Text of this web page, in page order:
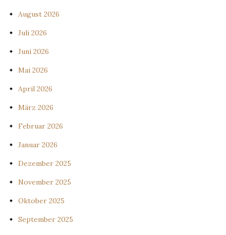
August 2026
Juli 2026
Juni 2026
Mai 2026
April 2026
März 2026
Februar 2026
Januar 2026
Dezember 2025
November 2025
Oktober 2025
September 2025